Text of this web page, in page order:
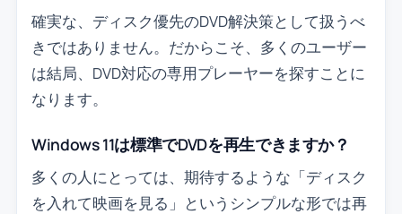
確実な、ディスク優先のDVD解決策として扱うべ
きではありません。だからこそ、多くのユーザー
は結局、DVD対応の専用プレーヤーを探すことに
なります。
Windows 11は標準でDVDを再生できますか？
多くの人にとっては、期待するような「ディスク
を入れて映画を見る」というシンプルな形では再